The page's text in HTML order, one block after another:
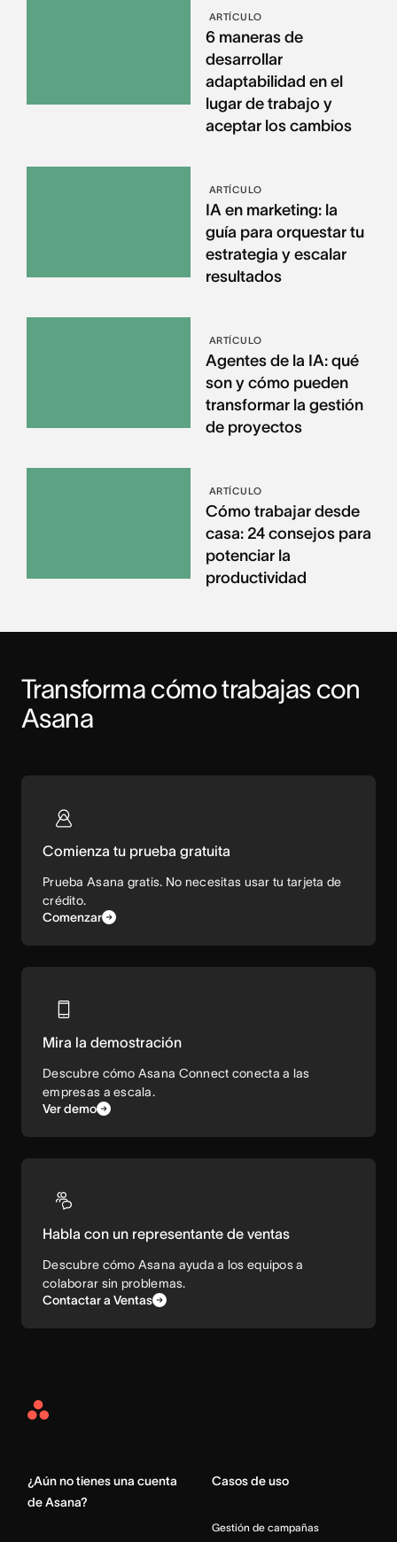
ARTÍCULO
6 maneras de
desarrollar
adaptabilidad en el
lugar de trabajo y
aceptar los cambios
ARTÍCULO
IA en marketing: la
guía para orquestar tu
estrategia y escalar
resultados
ARTÍCULO
Agentes de la IA: qué
son y cómo pueden
transformar la gestión
de proyectos
ARTÍCULO
Cómo trabajar desde
casa: 24 consejos para
potenciar la
productividad
Transforma cómo trabajas con
Asana
Comienza tu prueba gratuita
Prueba Asana gratis. No necesitas usar tu tarjeta de
crédito.
Comenzar
Mira la demostración
Descubre cómo Asana Connect conecta a las
empresas a escala.
Ver demo
Habla con un representante de ventas
Descubre cómo Asana ayuda a los equipos a
colaborar sin problemas.
Contactar a Ventas
Asana
¿Aún no tienes una cuenta
de Asana?
Casos de uso
Gestión de campañas